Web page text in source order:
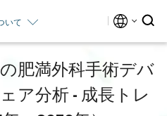
いて
肥満外科手術デバ
ア分析 - 成長トレ